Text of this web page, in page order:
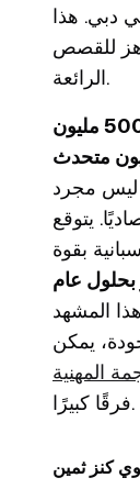
دبي. هذا
للقصص
الرائعة.
500 مليون
مليون متحدث
ليس مجرد
يتوقع
بقوة
بحلول عام
المشهد
يمكن
المهنية
فرقًا كبيرًا.
كنز ثمين